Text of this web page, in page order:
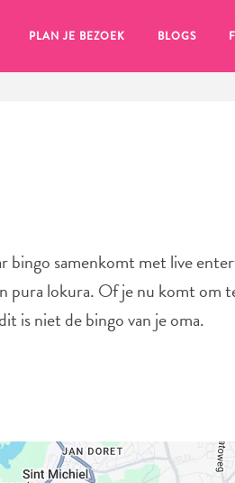
PLAN JE BEZOEK BLOGS
bingo samenkomt met live
pura lokura. Of je nu komt om
is niet de bingo van je oma.
het